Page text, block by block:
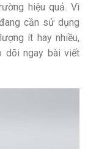
hiệu quả. Vì
cần sử dụng
ít hay nhiều,
dõi ngay bài viết